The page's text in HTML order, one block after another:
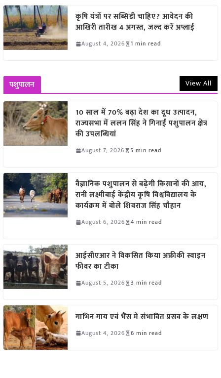
कृषि यंत्रों पर सब्सिडी चाहिए? आवेदन की
आखिरी तारीख 4 अगस्त, जल्द करें अप्लाई
August 4, 2026 1 min read
पशुपालन View All
10 साल में 70% बढ़ा देश का दूध उत्पादन,
राज्यसभा में ललन सिंह ने गिनाईं पशुपालन क्षेत्र
की उपलब्धियां
August 7, 2026 5 min read
वैज्ञानिक पशुपालन से बढ़ेगी किसानों की आय,
रानी लक्ष्मीबाई केंद्रीय कृषि विश्वविद्यालय के
कार्यक्रम में बोले शिवराज सिंह चौहान
August 6, 2026 4 min read
आईसीएआर ने विकसित किया अफ्रीकी स्वाइन
फीवर का टीका
August 5, 2026 3 min read
गाभिन गाय एवं भैंस में संभावित प्रसव के लक्षण
August 4, 2026 6 min read